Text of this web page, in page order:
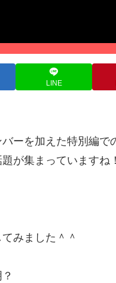
LINE
ーを加えた特別編で
が集まっていますね！
みました＾＾